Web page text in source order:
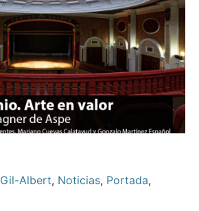
Albert, Noticias, Portada,